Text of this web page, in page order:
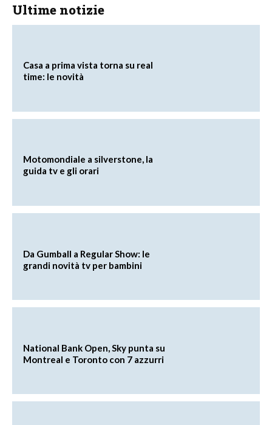
Ultime notizie
Casa a prima vista torna su real
time: le novità
Motomondiale a silverstone, la
guida tv e gli orari
Da Gumball a Regular Show: le
grandi novità tv per bambini
National Bank Open, Sky punta su
Montreal e Toronto con 7 azzurri